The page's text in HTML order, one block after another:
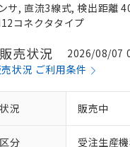
サ, 直流3線式, 検出距離
コネクタタイプ
売状況
2026/08/07
状況 ご利用条件
況 販売中
分 受注生産